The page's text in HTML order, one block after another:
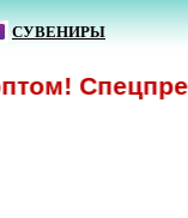
СУВЕНИРЫ